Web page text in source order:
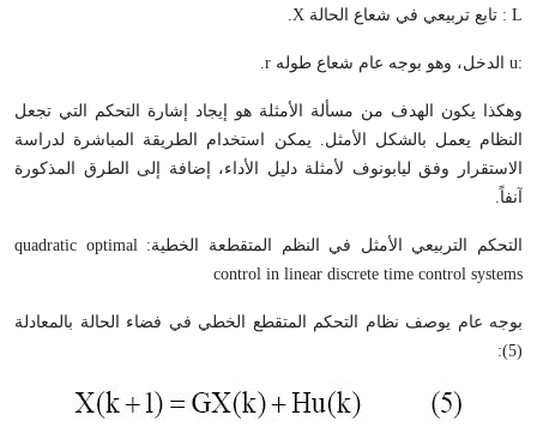
L : تابع تربيعي في شعاع الحالة X.
:u الدخل، وهو بوجه عام شعاع طوله r.
وهكذا يكون الهدف من مسألة الأمثلة هو إيجاد إشارة التحكم التي تجعل
النظام يعمل بالشكل الأمثل. يمكن استخدام الطريقة المباشرة لدراسة
الاستقرار وفق ليابونوف لأمثلة دليل الأداء، إضافة إلى الطرق المذكورة
آنفاً.
التحكم التربيعي الأمثل في النظم المتقطعة الخطية: quadratic optimal
control in linear discrete time control systems
بوجه عام يوصف نظام التحكم المتقطع الخطي في فضاء الحالة بالمعادلة
(5):